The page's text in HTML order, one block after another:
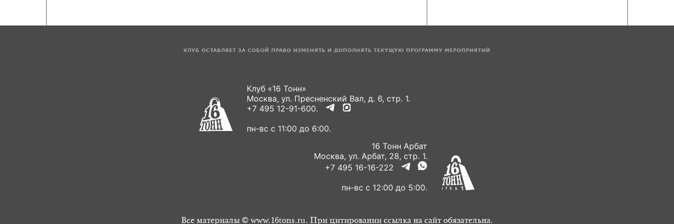
КЛУБ ОСТАВЛЯЕТ ЗА СОБОЙ ПРАВО ИЗМЕНЯТЬ И ДОПОЛНЯТЬ ТЕКУЩУЮ ПРОГРАММУ МЕРОПРИЯТИЙ
Клуб «16 Тонн»
Москва, ул. Пресненский Вал, д. 6, стр. 1.
+7 495 12-91-600.
пн-вс с 11:00 до 6:00.
16 Тонн Арбат
Москва, ул. Арбат, 28, стр. 1.
+7 495 16-16-222
пн-вс с 12:00 до 5:00.
Все материалы © www.16tons.ru. При цитировании ссылка на сайт обязательна.